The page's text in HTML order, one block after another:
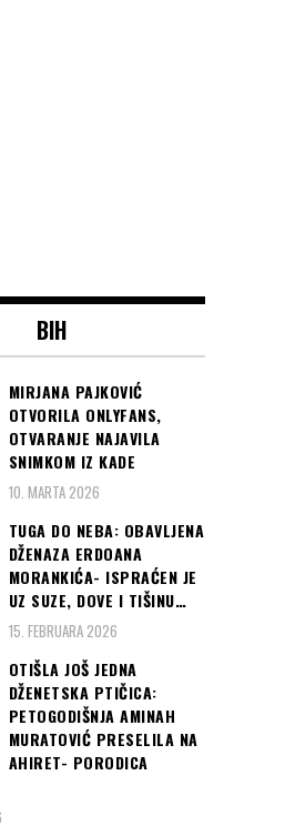
BIH
MIRJANA PAJKOVIĆ
OTVORILA ONLYFANS,
OTVARANJE NAJAVILA
SNIMKOM IZ KADE
10. MARTA 2026
TUGA DO NEBA: OBAVLJENA
DŽENAZA ERDOANA
MORANKIĆA- ISPRAĆEN JE
UZ SUZE, DOVE I TIŠINU…
15. FEBRUARA 2026
OTIŠLA JOŠ JEDNA
DŽENETSKA PTIČICA:
PETOGODIŠNJA AMINAH
MURATOVIĆ PRESELILA NA
AHIRET- PORODICA